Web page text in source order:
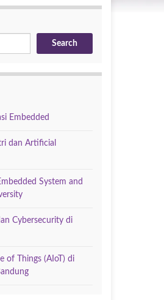
Search
Embedded
dan Artificial
System and
Cybersecurity di
of Things (AIoT) di